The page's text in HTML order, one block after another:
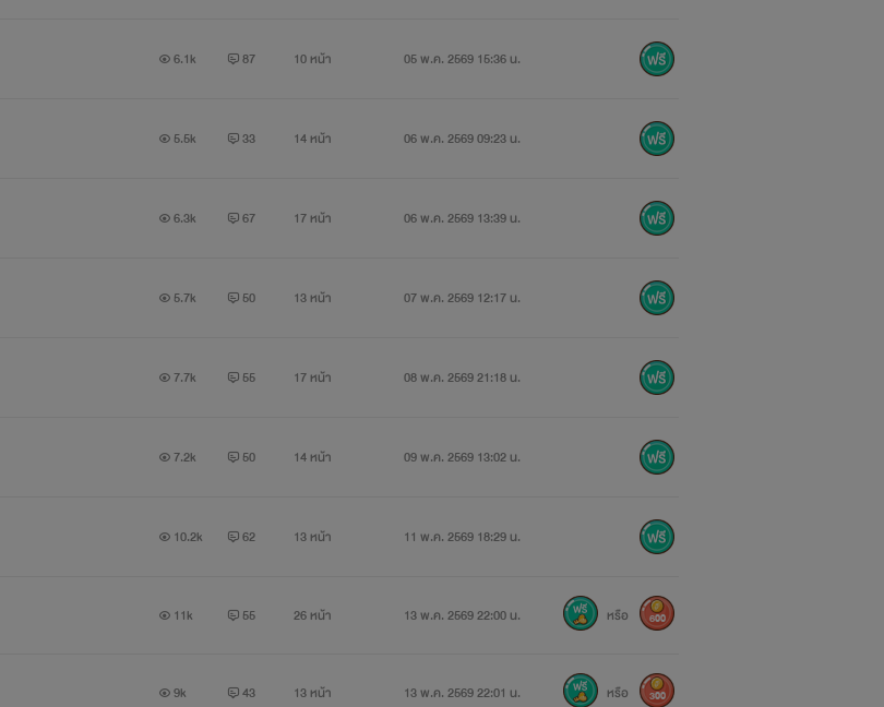
6.1k 87 10 หน้า 05 พ.ค. 2569 15:36 น.
5.5k 33 14 หน้า 06 พ.ค. 2569 09:23 น.
6.3k 67 17 หน้า 06 พ.ค. 2569 13:39 น.
5.7k 50 13 หน้า 07 พ.ค. 2569 12:17 น.
7.7k 55 17 หน้า 08 พ.ค. 2569 21:18 น.
7.2k 50 14 หน้า 09 พ.ค. 2569 13:02 น.
10.2k 62 13 หน้า 11 พ.ค. 2569 18:29 น.
11k 55 26 หน้า 13 พ.ค. 2569 22:00 น. หรือ 600
9k 43 13 หน้า 13 พ.ค. 2569 22:01 น. หรือ 300